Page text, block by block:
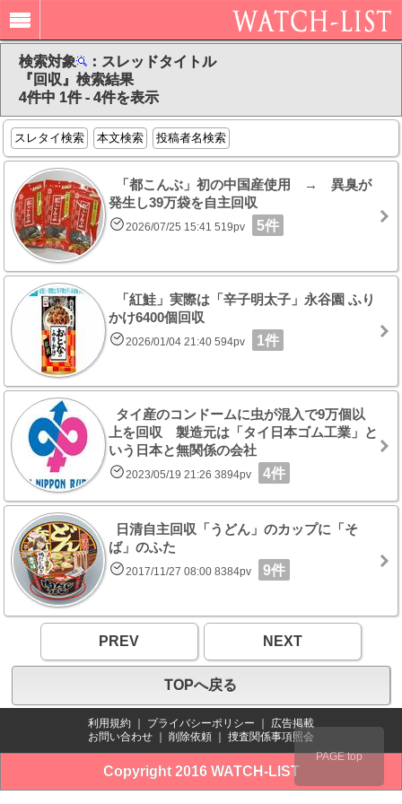
検索対象
：スレッドタイトル
『回収』検索結果
4件中 1件 - 4件を表示
スレタイ検索 本文検索 投稿者名検索
「都こんぶ」初の中国産使用 → 異臭が
発生し39万袋を自主回収
2026/07/25 15:41 519pv 5件
「紅鮭」実際は「辛子明太子」永谷園 ふり
かけ6400個回収
2026/01/04 21:40 594pv 1件
タイ産のコンドームに虫が混入で9万個以
上を回収 製造元は「タイ日本ゴム工業」と
いう日本と無関係の会社
2023/05/19 21:26 3894pv 4件
日清自主回収「うどん」のカップに「そ
ば」のふた
2017/11/27 08:00 8384pv 9件
PREV NEXT
TOPへ戻る
利用規約 プライバシーポリシー
広告掲載
お問い合わせ
削除依頼 捜査関係事項照会
Copyright 2016 WATCH-LIST
PAGE top